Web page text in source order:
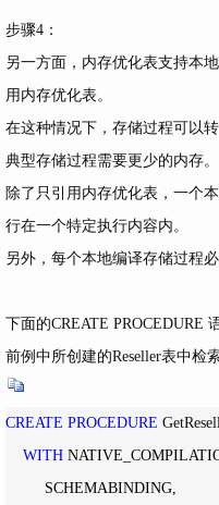
步骤4：
另一方面，内存优化表支持本
用内存优化表。
在这种情况下，存储过程可以
典型存储过程需要更少的内存。
除了只引用内存优化表，一个
行在一个特定执行内容内。
另外，每个本地编译存储过程
下面的CREATE PROCEDURE
前例中所创建的Reseller表中检
CREATE PROCEDURE
WITH